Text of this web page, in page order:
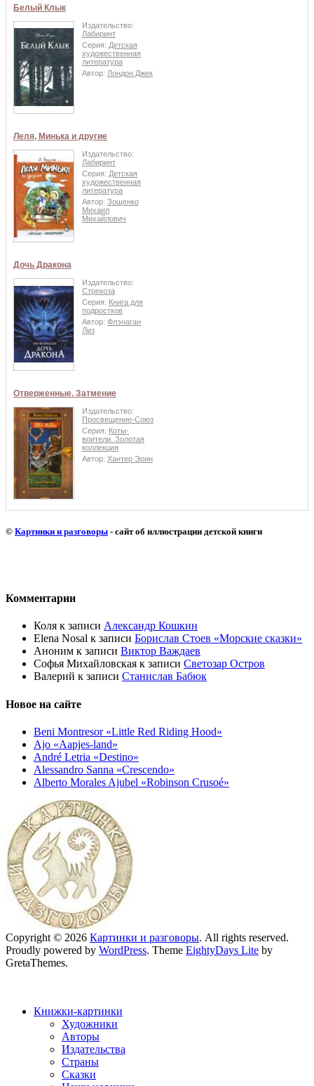
Белый Клык
Издательство:
Лабиринт
Серия: Детская
художественная
литература
Автор: Лондон Джек
Леля, Минька и другие
Издательство:
Лабиринт
Серия: Детская
художественная
литература
Автор: Зощенко
Михаил
Михайлович
Дочь Дракона
Издательство:
Стрекоза
Серия: Книга для
подростков
Автор: Флэнаган
Лиз
Отверженные. Затмение
Издательство:
Просвещение-Союз
Серия: Коты-
воители. Золотая
коллекция
Автор: Хантер Эрин
© Картинки и разговоры - сайт об иллюстрации детской книги
Комментарии
Коля к записи Александр Кошкин
Elena Nosal к записи Борислав Стоев «Морские сказки»
Аноним к записи Виктор Важдаев
Софья Михайловская к записи Светозар Остров
Валерий к записи Станислав Бабюк
Новое на сайте
Beni Montresor «Little Red Riding Hood»
Ajo «Aapjes-land»
André Letria «Destino»
Alessandro Sanna «Crescendo»
Alberto Morales Ajubel «Robinson Crusoé»
Copyright © 2026 Картинки и разговоры. All rights reserved.
Proudly powered by WordPress. Theme EightyDays Lite by
GretaThemes.
Книжки-картинки
Художники
Авторы
Издательства
Страны
Сказки